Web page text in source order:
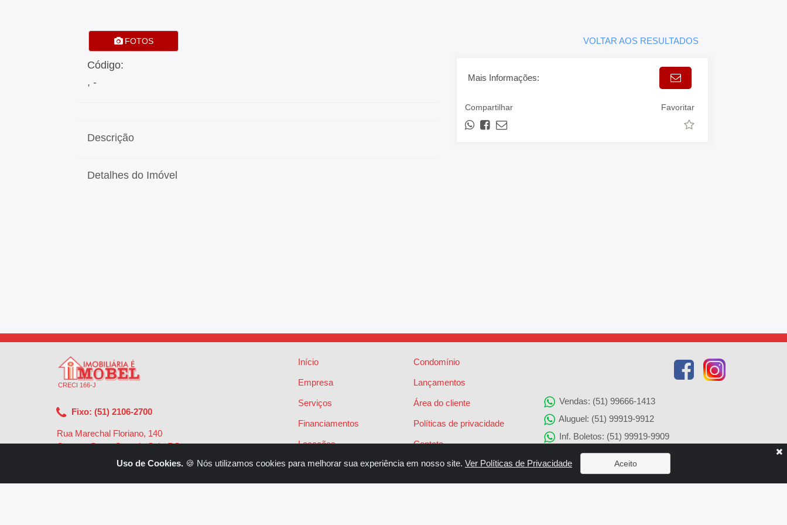
FOTOS VOLTAR AOS RESULTADOS
Código:
, -
Descrição
Detalhes do Imóvel
Mais Informações:
Compartilhar Favoritar
CRECI 166-J
Fixo: (51) 2106-2700
Rua Marechal Floriano, 140
Centro - Santa Cruz do Sul - RS -
Início
Empresa
Serviços
Financiamentos
Locações
Vendas
Condomínio
Lançamentos
Área do cliente
Políticas de privacidade
Contato
Vendas: (51) 99666-1413
Aluguel: (51) 99919-9912
Inf. Boletos: (51) 99919-9909
Agenciamento de Imóveis: (51) 99919-9905
Solicitação de Reparos: (51) 99919-9907
Uso de Cookies. 🍪 Nós utilizamos cookies para melhorar sua experiência em nosso site. Ver Políticas de Privacidade Aceito